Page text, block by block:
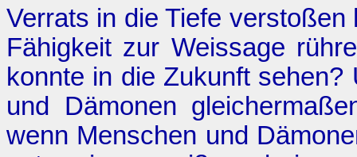
Verrats in die Tiefe
Fähigkeit zur Weissage
konnte in die Zukunft
und Dämonen
wenn Menschen und